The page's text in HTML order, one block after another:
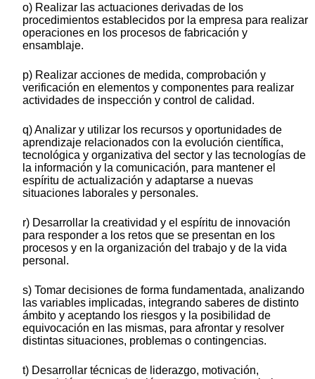
o) Realizar las actuaciones derivadas de los
procedimientos establecidos por la empresa para realizar
operaciones en los procesos de fabricación y
ensamblaje.
p) Realizar acciones de medida, comprobación y
verificación en elementos y componentes para realizar
actividades de inspección y control de calidad.
q) Analizar y utilizar los recursos y oportunidades de
aprendizaje relacionados con la evolución científica,
tecnológica y organizativa del sector y las tecnologías de
la información y la comunicación, para mantener el
espíritu de actualización y adaptarse a nuevas
situaciones laborales y personales.
r) Desarrollar la creatividad y el espíritu de innovación
para responder a los retos que se presentan en los
procesos y en la organización del trabajo y de la vida
personal.
s) Tomar decisiones de forma fundamentada, analizando
las variables implicadas, integrando saberes de distinto
ámbito y aceptando los riesgos y la posibilidad de
equivocación en las mismas, para afrontar y resolver
distintas situaciones, problemas o contingencias.
t) Desarrollar técnicas de liderazgo, motivación,